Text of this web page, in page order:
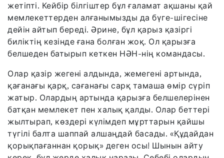
жетіпті. Кейбір білгіштер бұл ғаламат ақшаны қай
мемлекеттерден алғанымызды да бүге-шігесіне
дейін айтып береді. Әрине, бұл қарыз қазіргі
биліктің кезінде ғана болған жоқ. Ол қарызға
белшеден батырып кеткен НӘН-нің командасы.
Олар қазір жегені алдында, жемегені артында,
қағанағы қарқ, сағанағы сарқ тамаша өмір сүріп
жатыр. Олардың артында қарызға белшелерінен
батқан мемлекет пен халық қалды. Олар беттері
жылтырап, көздері күлімдеп мұрттарын қайшы
түгілі балта шаппай алшаңдай басады. «Құдайдан
қорықпағаннан қорық» деген осы! Шынын айту